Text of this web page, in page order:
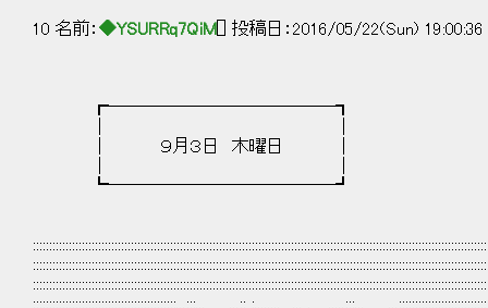
10 名前： ◆YSURRq7QiM [] 投稿日：2016/05/22(Sun) 19:00:36
┏────―──――――──┓
│ ９月３日 木曜日 │
┗────――――──―――┛
::::::::::::::::::::::::::::::::::::::::::::...:::... ...:: :........ ... . .....:::...